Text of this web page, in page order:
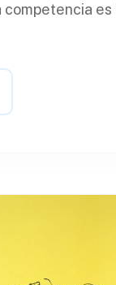
competencia